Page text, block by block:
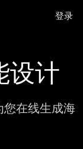
登录
设计
在线生成海